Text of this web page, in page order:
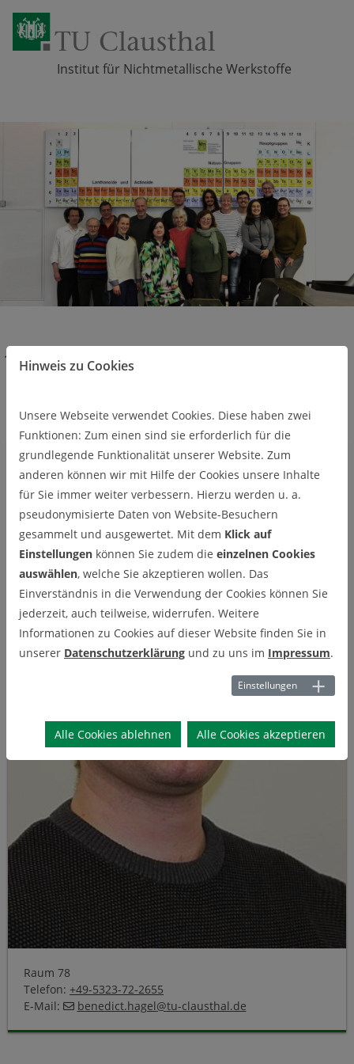
Zum Inhalt springen
Institut für Nichtmetallische Werkstoffe
M.Sc. Benedict Hagel
M.Sc. Benedict Hagel
Raum 78
Telefon: +49-5323-72-2655
E-Mail:
benedict.hagel@tu-clausthal.de
Hinweis zu Cookies
Unsere Webseite verwendet Cookies. Diese haben zwei
Funktionen: Zum einen sind sie erforderlich für die
grundlegende Funktionalität unserer Website. Zum
anderen können wir mit Hilfe der Cookies unsere Inhalte
für Sie immer weiter verbessern. Hierzu werden u. a.
pseudonymisierte Daten von Website-Besuchern
gesammelt und ausgewertet. Mit dem Klick auf
Einstellungen können Sie zudem die einzelnen Cookies
auswählen, welche Sie akzeptieren wollen. Das
Einverständnis in die Verwendung der Cookies können Sie
jederzeit, auch teilweise, widerrufen. Weitere
Informationen zu Cookies auf dieser Website finden Sie in
unserer Datenschutzerklärung und zu uns im Impressum.
Einstellungen
Alle Cookies ablehnen Alle Cookies akzeptieren